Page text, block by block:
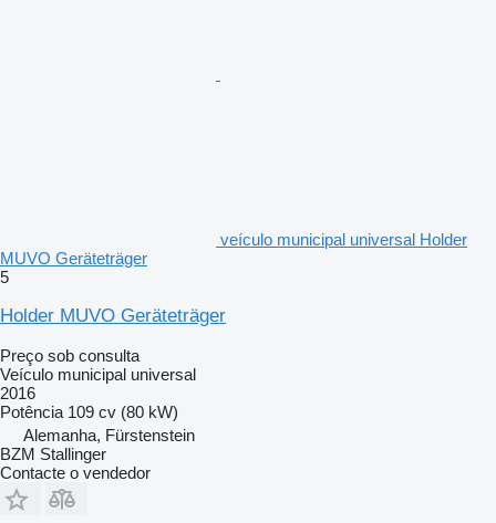
veículo municipal universal Holder
MUVO Geräteträger
5
Holder MUVO Geräteträger
Preço sob consulta
Veículo municipal universal
2016
Potência 109 cv (80 kW)
Alemanha, Fürstenstein
BZM Stallinger
Contacte o vendedor